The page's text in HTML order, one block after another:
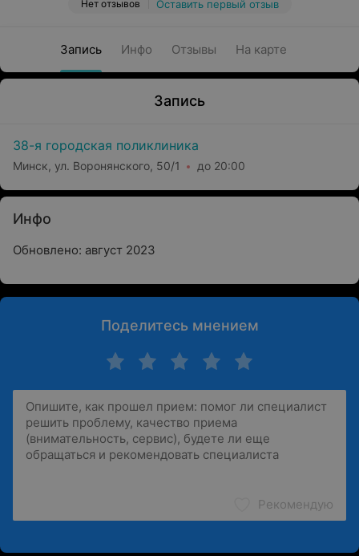
Нет отзывов Оставить первый отзыв
Запись Инфо Отзывы На карте
Запись
38-я городская поликлиника
Минск, ул. Воронянского, 50/1 до 20:00
Инфо
Обновлено: август 2023
Поделитесь мнением
Рекомендую